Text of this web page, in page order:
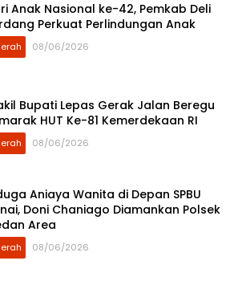
Anak Nasional ke-42, Pemkab Deli
Perkuat Perlindungan Anak
08/06/2026
Bupati Lepas Gerak Jalan Beregu
HUT Ke-81 Kemerdekaan RI
08/06/2026
Aniaya Wanita di Depan SPBU
Doni Chaniago Diamankan Polsek
Area
08/06/2026